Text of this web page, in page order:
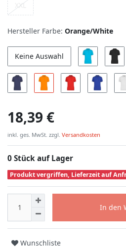
XXL
Hersteller Farbe: Orange/White
Keine Auswahl
18,39 €
inkl. ges. MwSt. zzgl. Versandkosten
0 Stück auf Lager
Produkt vergriffen, Lieferzeit auf
In den
Wunschliste